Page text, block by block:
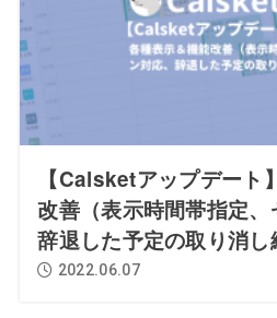
【Calsketアップデート
改善（表示時間帯指定、
辞退した予定の取り消し
2022.06.07